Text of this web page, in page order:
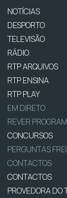
NOTÍCIAS
DESPORTO
TELEVISÃO
RÁDIO
RTP ARQUIVOS
RTP ENSINA
RTP PLAY
EM DIRETO
REVER
CONCURSOS
PERGUNTAS
CONTACTOS
CONTACTOS
PROVEDORA DO